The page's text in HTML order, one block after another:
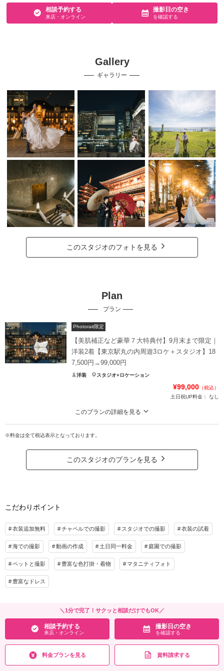
相談予約する
来店・オンライン
撮影日の空き
を確認する
Gallery
ギャラリー
このスタジオのフォトを見る
Plan
プラン
Photorait限定
【美肌補正など豪華７大特典付】9月末まで限定｜
洋装2着【東京駅丸の内周遊3ロケ＋スタジオ】18
7,500円→99,000円
洋装 スタジオ+ロケーション
¥99,000 （税込）
土日祝UP料金：
なし
このプランの詳細を見る
東京駅＆丸の内エリアをしっかり撮影！スタジオ撮影や２着目ドレス、土日料
金も無料！さらに【美肌痩身補正】オプション付♪
東京駅の他に、和田倉門や仲通り・明治生命館など人気な丸の内エリアからお
好きなスポットを自由にお選びいただけます！
撮影料 新婦衣装2着 新郎衣装1着
着付け ヘアメイク 小物一式
アルバム データ 120カット 台紙付写真
衣装追加 会食
家族と撮影
★7大特典★①美肌痩身補正付♪②土日追加なし③2着目ドレス無料④スタジオ撮影⑤
ナイト追加なし⑥アクセチェンジ⑦へアメイクアテンド付｜その他： 事前衣裳合わ
せ・雨天保証・ブーケ＆ブートニア・アクセサリー・全データ色補正込！
来店・オンライン を確認する
※料金は全て税込表示となっております。
このスタジオのプランを見る
こだわりポイント
衣装追加無料 チャペルでの撮影 スタジオでの撮影 衣装の試着
海での撮影 動画の作成 土日同一料金 庭園での撮影
ペットと撮影 豊富な色打掛・着物 マタニティフォト
豊富なドレス
＼1分で完了！サクッと相談だけでもOK／
相談予約する
来店・オンライン
撮影日の空き
を確認する
料金プランを見る 資料請求する